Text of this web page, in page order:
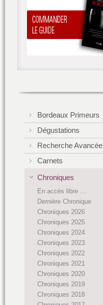
Bordeaux Primeurs
Dégustations
Recherche Avancée
Carnets
Chroniques
En accès libre ...
Dernière Chronique
Chroniques 2026
Chroniques 2025
Chroniques 2024
Chroniques 2023
Chroniques 2022
Chroniques 2021
Chroniques 2020
Chroniques 2019
Chroniques 2018